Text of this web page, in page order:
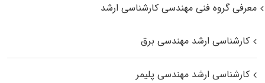
معرفی گروه فنی مهندسی کارشناسی ارشد
کارشناسی ارشد مهندسی برق
کارشناسی ارشد مهندسی پلیمر